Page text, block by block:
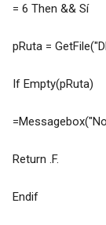
= 6 Then && Sí
pRuta =
If Empty(pRuta)
Return .F.
Endif